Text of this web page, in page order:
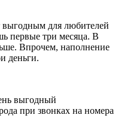
выгодным для любителей
первые три месяца. В
Впрочем, наполнение
деньги.
выгодный
при звонках на номера